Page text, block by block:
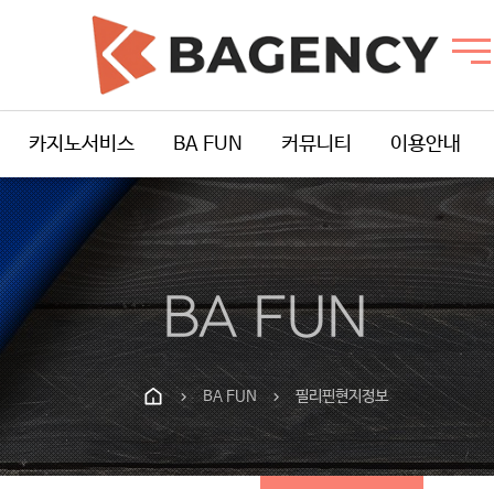
카지노서비스 BA FUN 커뮤니티 이용안내
BA FUN
chevron_right BA FUN chevron_right 필리핀현지정보